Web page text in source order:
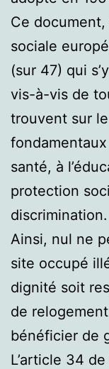
Ce
sociale
(sur 47) qui
vis-à-vis de
trouvent sur
santé, à
protection
discrimination.
Ainsi, nul ne
site occupé
dignité soit
de
bénéficier de
L’article 34